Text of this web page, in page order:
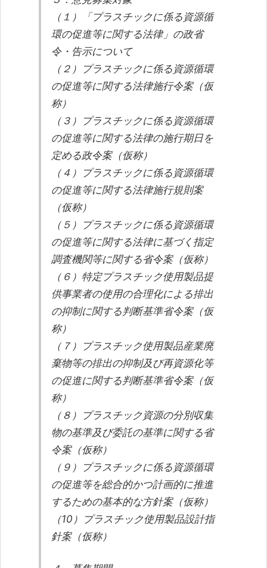
（１）「プラスチックに係る資源循
環の促進等に関する法律」の政省
令・告示について
（２）プラスチックに係る資源循環
の促進等に関する法律施行令案（仮
称）
（３）プラスチックに係る資源循環
の促進等に関する法律の施行期日を
定める政令案（仮称）
（４）プラスチックに係る資源循環
の促進等に関する法律施行規則案
（仮称）
（５）プラスチックに係る資源循環
の促進等に関する法律に基づく指定
調査機関等に関する省令案（仮称）
（６）特定プラスチック使用製品提
供事業者の使用の合理化による排出
の抑制に関する判断基準省令案（仮
称）
（７）プラスチック使用製品産業廃
棄物等の排出の抑制及び再資源化等
の促進に関する判断基準省令案（仮
称）
（８）プラスチック資源の分別収集
物の基準及び委託の基準に関する省
令案（仮称）
（９）プラスチックに係る資源循環
の促進等を総合的かつ計画的に推進
するための基本的な方針案（仮称）
（10）プラスチック使用製品設計指
針案（仮称）